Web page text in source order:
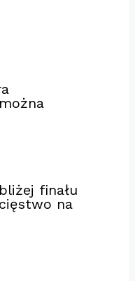
finału
na